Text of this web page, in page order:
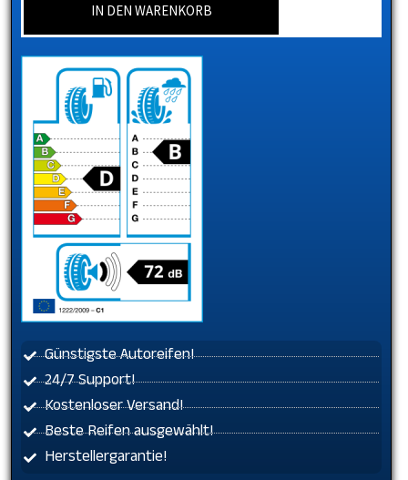
IN DEN WARENKORB
Günstigste Autoreifen!
24/7 Support!
Kostenloser Versand!
Beste Reifen ausgewählt!
Herstellergarantie!